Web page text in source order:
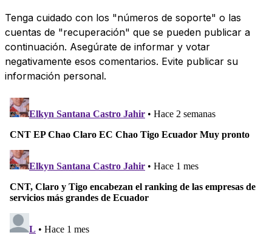
Tenga cuidado con los "números de soporte" o las
cuentas de "recuperación" que se pueden publicar a
continuación. Asegúrate de informar y votar
negativamente esos comentarios. Evite publicar su
información personal.